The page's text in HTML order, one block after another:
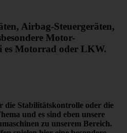
Airbag-Steuergeräten,
Motor-
es Motorrad oder LKW.
die Stabilitätskontrolle oder die
und es sind eben unsere
zu unserem Bereich.